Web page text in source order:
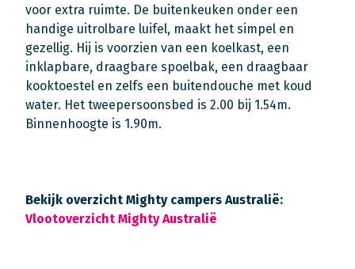
voor extra ruimte. De buitenkeuken onder een
handige uitrolbare luifel, maakt het simpel en
gezellig. Hij is voorzien van een koelkast, een
inklapbare, draagbare spoelbak, een draagbaar
kooktoestel en zelfs een buitendouche met koud
water. Het tweepersoonsbed is 2.00 bij 1.54m.
Binnenhoogte is 1.90m.
Bekijk overzicht Mighty campers Australië:
Vlootoverzicht Mighty Australië